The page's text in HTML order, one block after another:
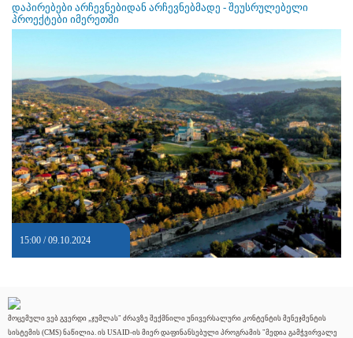
დაპირებები არჩევნებიდან არჩევნებმადე - შეუსრულებელი
პროექტები იმერეთში
15:00 / 09.10.2024
მოცემული ვებ გვერდი „ჯუმლას" ძრავზე შექმნილი უნივერსალური კონტენტის მენეჯმენტის
სისტემის (CMS) ნაწილია. ის USAID-ის მიერ დაფინანსებული პროგრამის "მედია გამჭვირვალე